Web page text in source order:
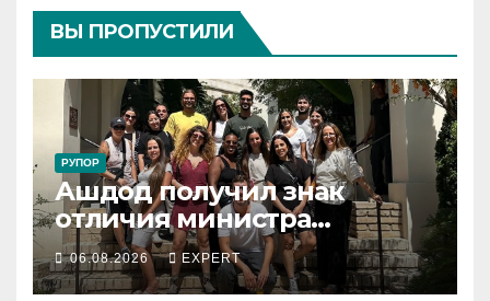
ВЫ ПРОПУСТИЛИ
РУПОР
Ашдод получил знак
отличия министра
обороны за поддержку
резервистов
06.08.2026 EXPERT